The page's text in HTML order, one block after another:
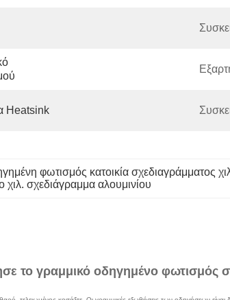
Heatsink
φωτισμός κατοικία σχεδιαγράμματος
σχεδιάγραμμα αλουμινίου
το γραμμικό οδηγημένο φωτισμός